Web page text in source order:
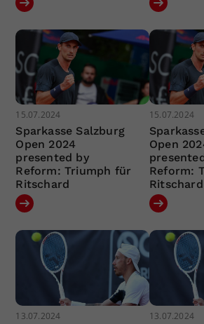
15.07.2024
Sparkasse Salzburg
Open 2024
presented by
Reform: Triumph für
Ritschard
15.07.2024
Open
Reform:
Ritschard
13.07.2024 13.07.2024